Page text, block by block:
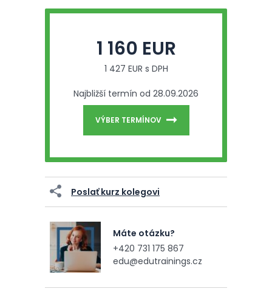
1 160 EUR
1 427 EUR s DPH
Najbližší termín od 28.09.2026
VÝBER TERMÍNOV
Poslať kurz kolegovi
Máte otázku?
+420 731 175 867
edu@edutrainings.cz